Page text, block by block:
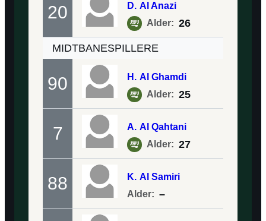
20 D. Al Anazi
Alder: 26
MIDTBANESPILLERE
90 H. Al Ghamdi
Alder: 25
7 A. Al Qahtani
Alder: 27
88 K. Al Samiri
Alder: –